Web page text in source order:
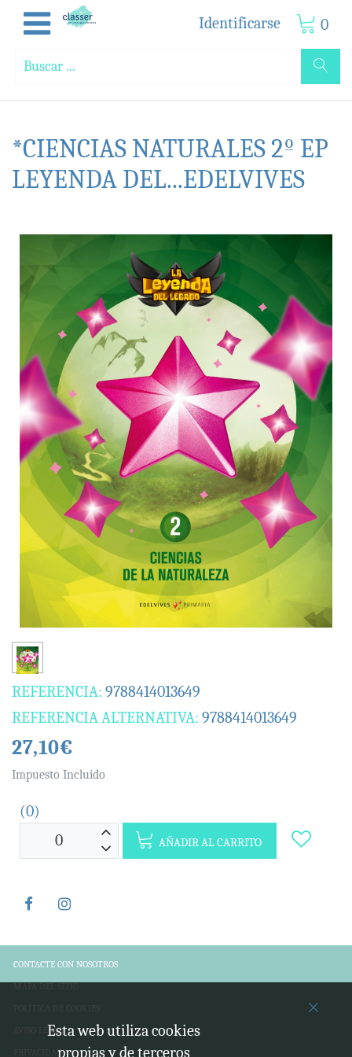
Identificarse 0
*CIENCIAS NATURALES 2º EP
LEYENDA DEL...EDELVIVES
REFERENCIA: 9788414013649
REFERENCIA ALTERNATIVA: 9788414013649
27,10€
Impuesto Incluido
(0)
AÑADIR AL CARRITO
CONTACTE CON NOSOTROS
MAPA DEL SITIO
POLÍTICA DE COOKIES
AVISO LEGAL
PRIVACIDAD
Esta web utiliza cookies
propias y de terceros